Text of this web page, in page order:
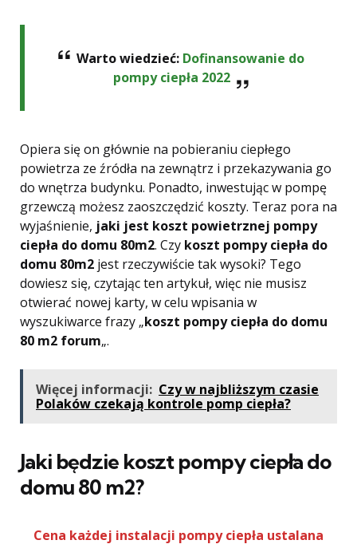
Warto wiedzieć: Dofinansowanie do
pompy ciepła 2022
Opiera się on głównie na pobieraniu ciepłego
powietrza ze źródła na zewnątrz i przekazywania go
do wnętrza budynku. Ponadto, inwestując w pompę
grzewczą możesz zaoszczędzić koszty. Teraz pora na
wyjaśnienie, jaki jest koszt powietrznej pompy
ciepła do domu 80m2. Czy koszt pompy ciepła do
domu 80m2 jest rzeczywiście tak wysoki? Tego
dowiesz się, czytając ten artykuł, więc nie musisz
otwierać nowej karty, w celu wpisania w
wyszukiwarce frazy „koszt pompy ciepła do domu
80 m2 forum„.
Więcej informacji: Czy w najbliższym czasie
Polaków czekają kontrole pomp ciepła?
Jaki będzie koszt pompy ciepła do
domu 80 m2?
Cena każdej instalacji pompy ciepła ustalana